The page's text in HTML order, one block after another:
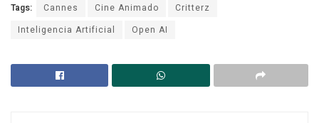
Tags: Cannes Cine Animado
Critterz
Inteligencia Artificial
Open AI